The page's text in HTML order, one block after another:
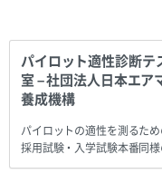
パイロット適性診断テ
室 – 社団法人日本エア
養成機構
パイロットの適性を測るた
採用試験・入学試験本番同様